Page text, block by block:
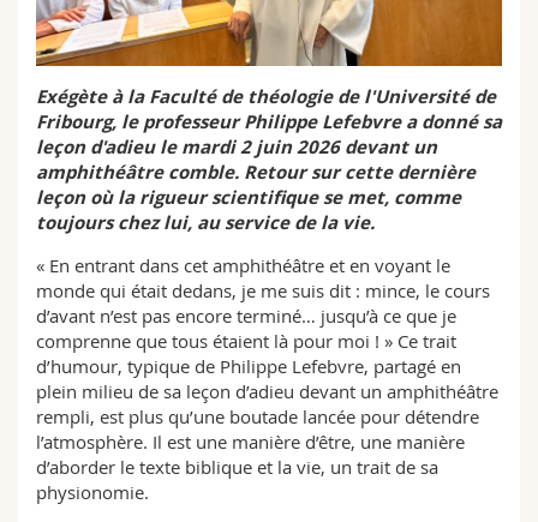
Math.-Nat. und Med. Fak.
Mitarbeitende
Doktorierende
Webmail
Vorlesungsverzeichnis
MyUnifr
Exégète à la Faculté de théologie de l'Université de
Fribourg, le professeur Philippe Lefebvre a donné sa
leçon d'adieu le mardi 2 juin 2026 devant un
amphithéâtre comble. Retour sur cette dernière
leçon où la rigueur scientifique se met, comme
toujours chez lui, au service de la vie.
« En entrant dans cet amphithéâtre et en voyant le
monde qui était dedans, je me suis dit : mince, le cours
d’avant n’est pas encore terminé… jusqu’à ce que je
comprenne que tous étaient là pour moi ! » Ce trait
d’humour, typique de Philippe Lefebvre, partagé en
plein milieu de sa leçon d’adieu devant un amphithéâtre
rempli, est plus qu’une boutade lancée pour détendre
l’atmosphère. Il est une manière d’être, une manière
d’aborder le texte biblique et la vie, un trait de sa
physionomie.